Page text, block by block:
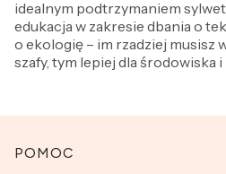
idealnym podtrzymaniem
edukacja w zakresie dbania o
o ekologię – im rzadziej musisz
szafy, tym lepiej dla środowiska
Linki w stopce
POMOC